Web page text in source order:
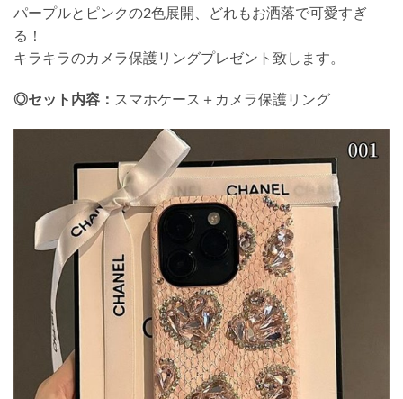
パープルとピンクの2色展開、どれもお洒落で可愛すぎ
る！
キラキラのカメラ保護リングプレゼント致します。
◎セット内容： スマホケース＋カメラ保護リング